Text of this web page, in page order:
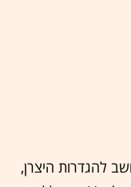
להגדרות היצרן,